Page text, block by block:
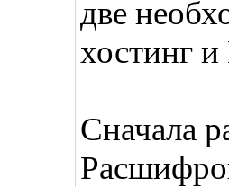
две
хостинг
Сначала